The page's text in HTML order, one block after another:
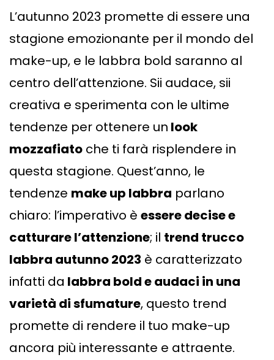
L’autunno 2023 promette di essere una
stagione emozionante per il mondo del
make-up, e le labbra bold saranno al
centro dell’attenzione. Sii audace, sii
creativa e sperimenta con le ultime
tendenze per ottenere un look
mozzafiato che ti farà risplendere in
questa stagione. Quest’anno, le
tendenze make up labbra parlano
chiaro: l’imperativo è essere decise e
catturare l’attenzione; il trend trucco
labbra autunno 2023 è caratterizzato
infatti da labbra bold e audaci in una
varietà di sfumature, questo trend
promette di rendere il tuo make-up
ancora più interessante e attraente.